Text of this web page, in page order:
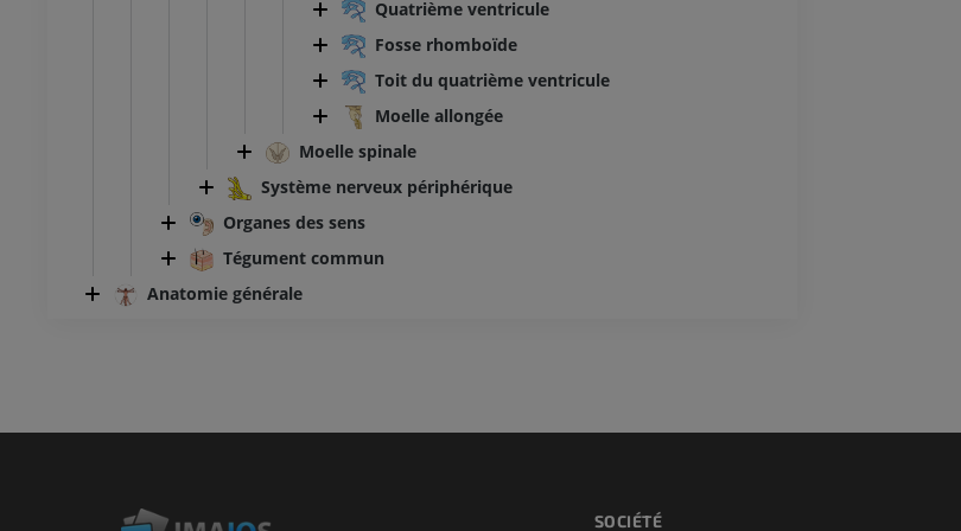
Quatrième ventricule
Fosse rhomboïde
Toit du quatrième ventricule
Moelle allongée
Moelle spinale
Système nerveux périphérique
Organes des sens
Tégument commun
Anatomie générale
SOCIÉTÉ